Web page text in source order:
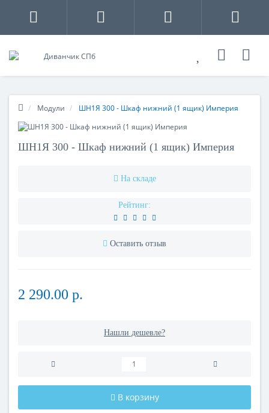
Модули ШН1Я 300 - Шкаф нижний (1 ящик) Империя
ШН1Я 300 - Шкаф нижний (1 ящик) Империя
На складе
Рейтинг:
Оставить отзыв
2 290.00 р.
Нашли дешевле?
В корзину